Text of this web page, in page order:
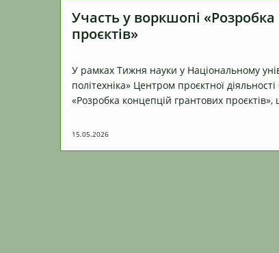
Участь у воркшопі
проєктів»
У рамках Тижня науки у Національному
політехніка» Центром проєктної
«Розробка концепцій грантових проєктів»,
15.05.2026